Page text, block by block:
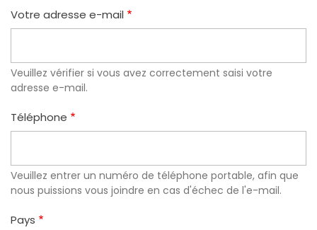
Votre adresse e-mail
Veuillez vérifier si vous avez correctement saisi votre
adresse e-mail.
Téléphone
Veuillez entrer un numéro de téléphone portable, afin que
nous puissions vous joindre en cas d'échec de l'e-mail.
Pays